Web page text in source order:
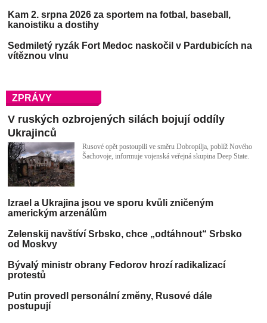
Kam 2. srpna 2026 za sportem na fotbal, baseball,
kanoistiku a dostihy
Sedmiletý ryzák Fort Medoc naskočil v Pardubicích na
vítěznou vlnu
ZPRÁVY
V ruských ozbrojených silách bojují oddíly
Ukrajinců
Rusové opět postoupili ve směru Dobropilja, poblíž Nového
Šachovoje, informuje vojenská veřejná skupina Deep State.
Izrael a Ukrajina jsou ve sporu kvůli zničeným
americkým arzenálům
Zelenskij navštíví Srbsko, chce „odtáhnout“ Srbsko
od Moskvy
Bývalý ministr obrany Fedorov hrozí radikalizací
protestů
Putin provedl personální změny, Rusové dále
postupují